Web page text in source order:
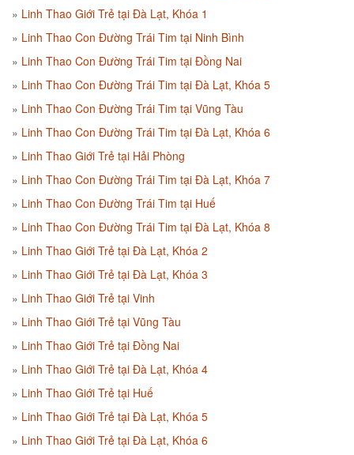
Linh Thao Giới Trẻ tại Đà Lạt, Khóa 1
Linh Thao Con Đường Trái Tim tại Ninh Bình
Linh Thao Con Đường Trái Tim tại Đồng Nai
Linh Thao Con Đường Trái Tim tại Đà Lạt, Khóa 5
Linh Thao Con Đường Trái Tim tại Vũng Tàu
Linh Thao Con Đường Trái Tim tại Đà Lạt, Khóa 6
Linh Thao Giới Trẻ tại Hải Phòng
Linh Thao Con Đường Trái Tim tại Đà Lạt, Khóa 7
Linh Thao Con Đường Trái Tim tại Huế
Linh Thao Con Đường Trái Tim tại Đà Lạt, Khóa 8
Linh Thao Giới Trẻ tại Đà Lạt, Khóa 2
Linh Thao Giới Trẻ tại Đà Lạt, Khóa 3
Linh Thao Giới Trẻ tại Vinh
Linh Thao Giới Trẻ tại Vũng Tàu
Linh Thao Giới Trẻ tại Đồng Nai
Linh Thao Giới Trẻ tại Đà Lạt, Khóa 4
Linh Thao Giới Trẻ tại Huế
Linh Thao Giới Trẻ tại Đà Lạt, Khóa 5
Linh Thao Giới Trẻ tại Đà Lạt, Khóa 6